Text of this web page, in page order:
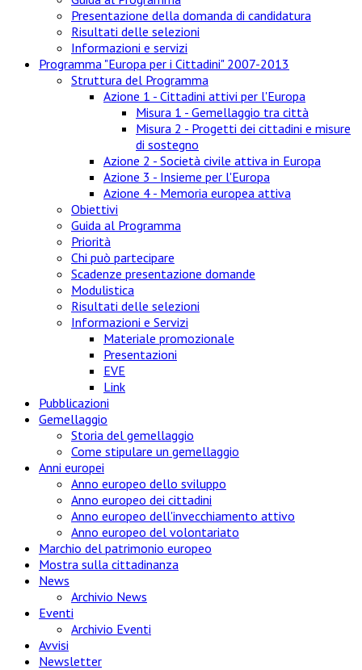
Presentazione della domanda di candidatura
Risultati delle selezioni
Informazioni e servizi
Programma "Europa per i Cittadini" 2007-2013
Struttura del Programma
Azione 1 - Cittadini attivi per l'Europa
Misura 1 - Gemellaggio tra città
Misura 2 - Progetti dei cittadini e misure
di sostegno
Azione 2 - Società civile attiva in Europa
Azione 3 - Insieme per l'Europa
Azione 4 - Memoria europea attiva
Obiettivi
Guida al Programma
Priorità
Chi può partecipare
Scadenze presentazione domande
Modulistica
Risultati delle selezioni
Informazioni e Servizi
Materiale promozionale
Presentazioni
EVE
Link
Pubblicazioni
Gemellaggio
Storia del gemellaggio
Come stipulare un gemellaggio
Anni europei
Anno europeo dello sviluppo
Anno europeo dei cittadini
Anno europeo dell'invecchiamento attivo
Anno europeo del volontariato
Marchio del patrimonio europeo
Mostra sulla cittadinanza
News
Archivio News
Eventi
Archivio Eventi
Avvisi
Newsletter